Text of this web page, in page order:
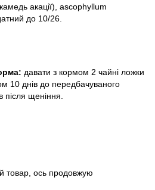
акації), ascophyllum
до 10/26.
давати з кормом 2 чайні ложки
10 днів до передбачуваного
після щеніння.
товар, ось продовжую